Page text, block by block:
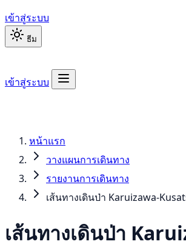
เข้าสู่ระบบ
ธีม
เข้าสู่ระบบ
หน้าแรก
วางแผนการเดินทาง
รายงานการเดินทาง
เส้นทางเดินป่า Karuizawa-
เส้นทางเดินป่า